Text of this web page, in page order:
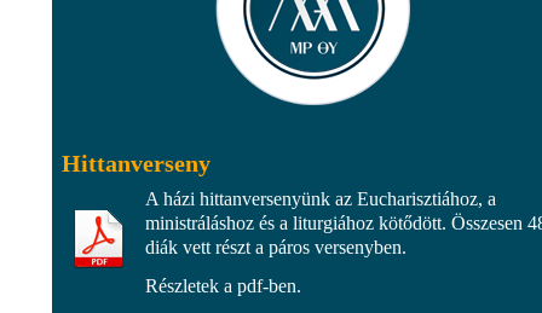
Hittanverseny
A házi hittanversenyünk az Eucharisztiához, a
ministráláshoz és a liturgiához kötődött. Összesen
diák vett részt a páros versenyben.
Részletek a pdf-ben.